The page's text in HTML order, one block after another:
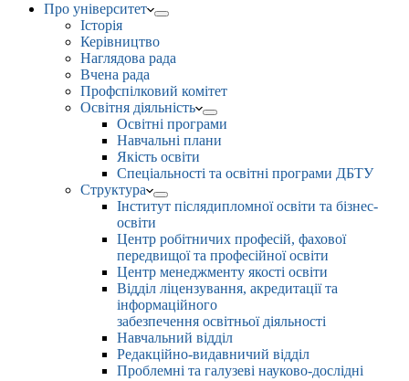
Про університет
Історія
Керівництво
Наглядова рада
Вчена рада
Профспілковий комітет
Освітня діяльність
Освітні програми
Навчальні плани
Якість освіти
Спеціальності та освітні програми ДБТУ
Структура
Інститут післядипломної освіти та бізнес-
освіти
Центр робітничих професій, фахової
передвищої та професійної освіти
Центр менеджменту якості освіти
Відділ ліцензування, акредитації та
інформаційного
забезпечення освітньої діяльності
Навчальний відділ
Редакційно-видавничий відділ
Проблемні та галузеві науково-дослідні